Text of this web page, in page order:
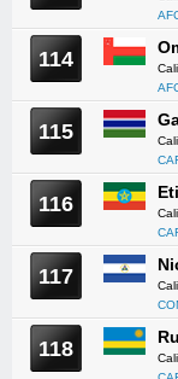
114
115
116
117
118